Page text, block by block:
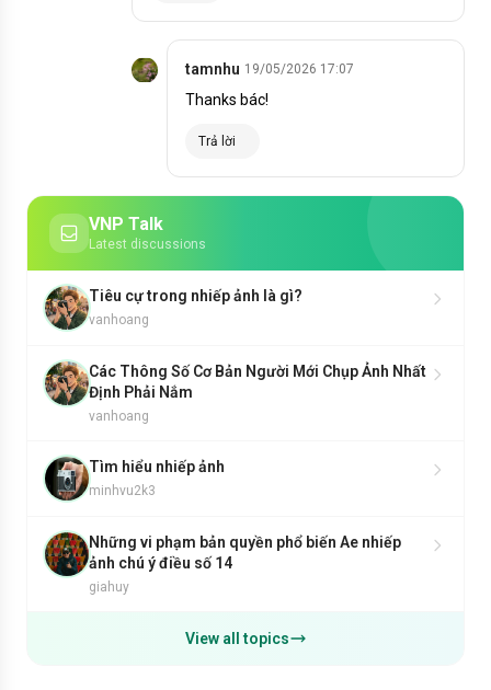
tamnhu 19/05/2026 17:07
Thanks bác!
Trả lời
VNP Talk
Latest discussions
Tiêu cự trong nhiếp ảnh là gì?
vanhoang
Các Thông Số Cơ Bản Người Mới Chụp Ảnh Nhất
Định Phải Nắm
vanhoang
Tìm hiểu nhiếp ảnh
minhvu2k3
Những vi phạm bản quyền phổ biến Ae nhiếp
ảnh chú ý điều số 14
giahuy
View all topics